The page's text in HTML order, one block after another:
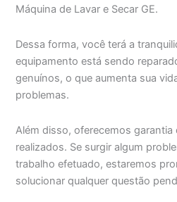
Máquina de Lavar e Secar GE.
Dessa forma, você terá a
equipamento está sendo
genuínos, o que aumenta sua
problemas.
Além disso, oferecemos
realizados. Se surgir algum
trabalho efetuado, estaremos
solucionar qualquer questão